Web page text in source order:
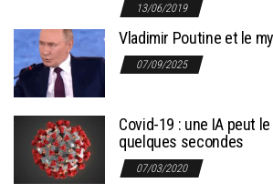
13/06/2019
Vladimir Poutine et le
07/09/2025
Covid-19 : une IA peut
quelques secondes
07/03/2020